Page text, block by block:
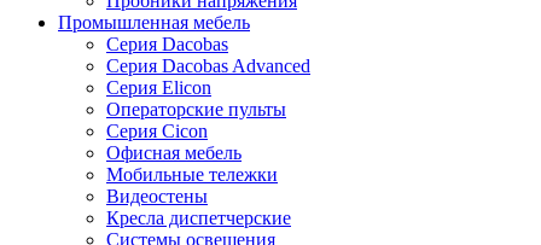
Промышленная мебель
Серия Dacobas
Серия Dacobas Advanced
Серия Elicon
Операторские пульты
Серия Cicon
Офисная мебель
Мобильные тележки
Видеостены
Кресла диспетчерские
Системы освещения